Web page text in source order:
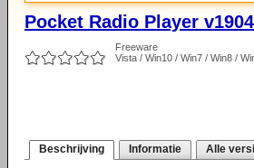
Pocket Radio Player
Freeware
Vista / Win10 / Win7 / Win8 /
Beschrijving Informatie Alle